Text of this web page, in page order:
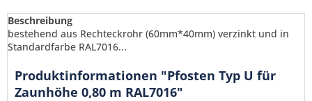
Beschreibung
bestehend aus Rechteckrohr (60mm*40mm) verzinkt und in
Standardfarbe RAL7016...
Produktinformationen "Pfosten Typ U für
Zaunhöhe 0,80 m RAL7016"